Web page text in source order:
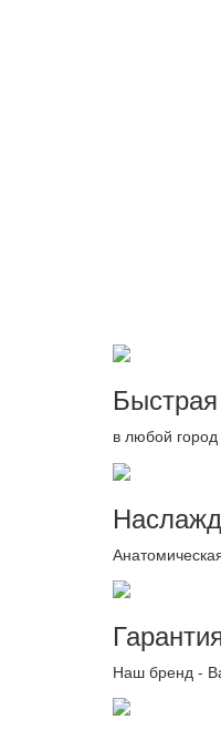
в любой город
Наш бренд -